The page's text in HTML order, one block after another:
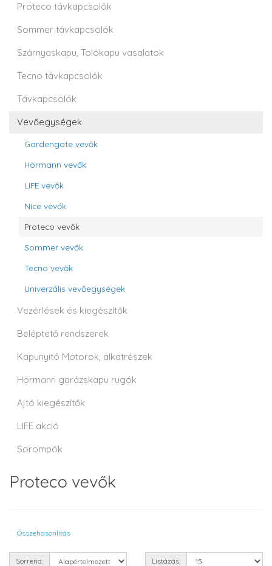
Proteco távkapcsolók
Sommer távkapcsolók
Szárnyaskapu, Tolókapu vasalatok
Tecno távkapcsolók
Távkapcsolók
Vevőegységek
Gardengate vevők
Hörmann vevők
LIFE vevők
Nice vevők
Proteco vevők
Sommer vevők
Tecno vevők
Univerzális vevőegységek
Vezérlések és kiegészítők
Beléptető rendszerek
Kapunyitó Motorok, alkatrészek
Hörmann garázskapu rugók
Ajtó kiegészítők
LIFE akció
Sorompók
Proteco vevők
Összehasonlítás
Sorrend: Listázás: